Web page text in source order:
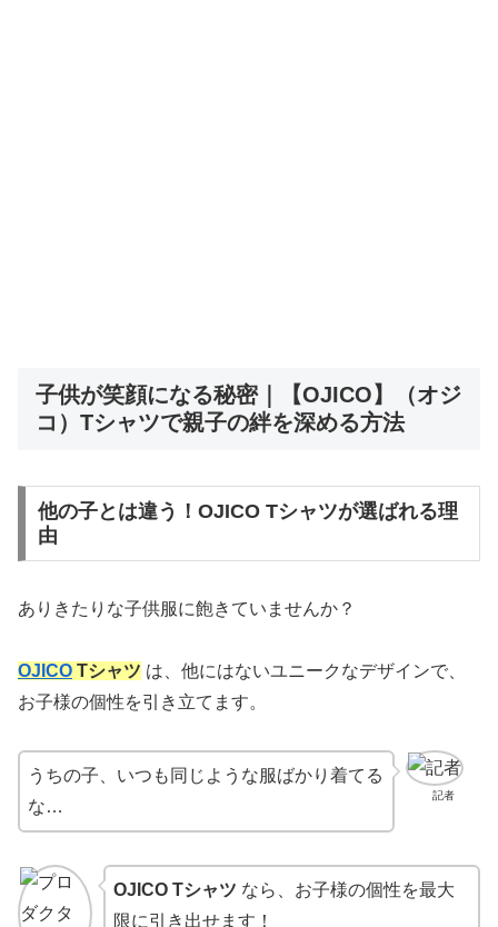
子供が笑顔になる秘密｜【OJICO】（オジ
コ）Tシャツで親子の絆を深める方法
他の子とは違う！OJICO Tシャツが選ばれる理
由
ありきたりな子供服に飽きていませんか？
OJICO Tシャツ は、他にはないユニークなデザインで、
お子様の個性を引き立てます。
記者
うちの子、いつも同じような服ばかり着てる
な…
OJICO Tシャツ なら、お子様の個性を最大
限に引き出せます！